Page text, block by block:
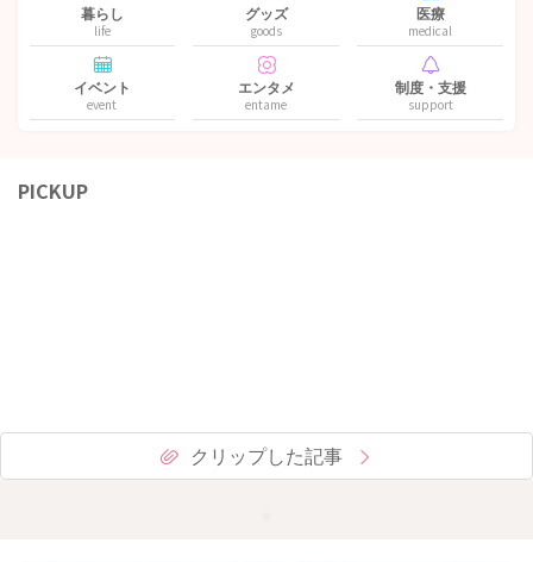
暮らし
life
グッズ
goods
医療
medical
イベント
event
エンタメ
entame
制度・支援
support
PICKUP
クリップした記事